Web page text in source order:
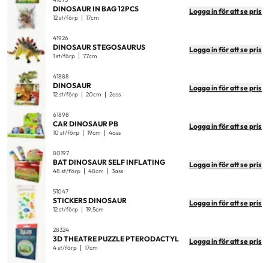
DINOSAUR IN BAG 12PCS
12 st/förp 17cm
Logga in för att se pris
41926
DINOSAUR STEGOSAURUS
1 st/förp 77cm
Logga in för att se pris
41888
DINOSAUR
12 st/förp 20cm 2ass
Logga in för att se pris
61898
CAR DINOSAUR PB
10 st/förp 19cm 4ass
Logga in för att se pris
80197
BAT DINOSAUR SELF INFLATING
48 st/förp 48cm 3ass
Logga in för att se pris
51047
STICKERS DINOSAUR
12 st/förp 19.5cm
Logga in för att se pris
28324
3D THEATRE PUZZLE PTERODACTYL
4 st/förp 17cm
Logga in för att se pris